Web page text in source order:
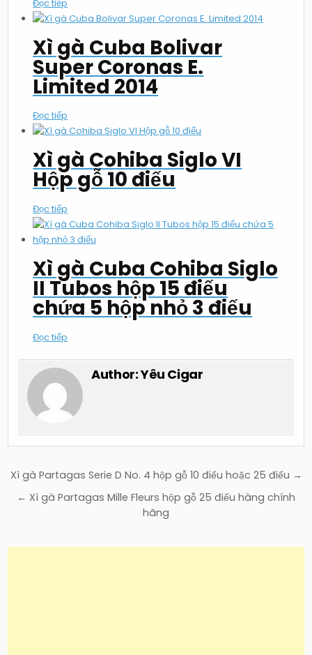
Đọc tiếp
Xì gà Cuba Bolivar
Super Coronas E.
Limited 2014
Đọc tiếp
Xì gà Cohiba Siglo VI
Hộp gỗ 10 điếu
Đọc tiếp
Xì gà Cuba Cohiba Siglo
II Tubos hộp 15 điếu
chứa 5 hộp nhỏ 3 điếu
Đọc tiếp
Author:Yêu Cigar
Điều
hướng
Xì gà Partagas Serie D No. 4 hộp gỗ 10 điếu hoặc 25 điếu →
← Xì gà Partagas Mille Fleurs hộp gỗ 25 điếu hàng chính
hãng